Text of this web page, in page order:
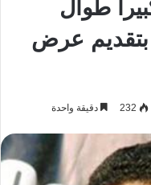
طوال
عرض
232 دقيقة واحدة